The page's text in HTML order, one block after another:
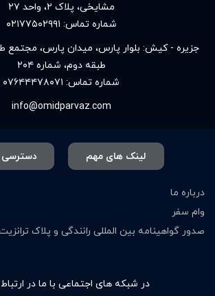
مشایخی، پلاک ۲، واحد ۲۷
شماره تماس: ۰۲۱۷۷۵۰۲۹۹۱
طبقه دوم، شماره ۲۰۴
شماره تماس: ۰۷۶۴۴۴۷۸۰۷۱
info@omidparvaz.com
لینک های مهم
درباره ما
وام سفر
صدور گواهینامه بین المللی رانندگی و پلاک
در شبکه های اجتماعی با ما در